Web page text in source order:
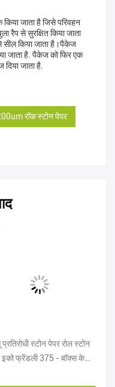
किया जाता है जिसे परिवहन
रैप से सुरक्षित किया जाता
सील किया जाता है।पैकेज
जाता है. पैकेज को फिर एक
जाता है.
रॉक स्टोन पेपर
स्टोन पेपर रोल स्टोन
इको फ्रेंडली 375 - बॉक्स के